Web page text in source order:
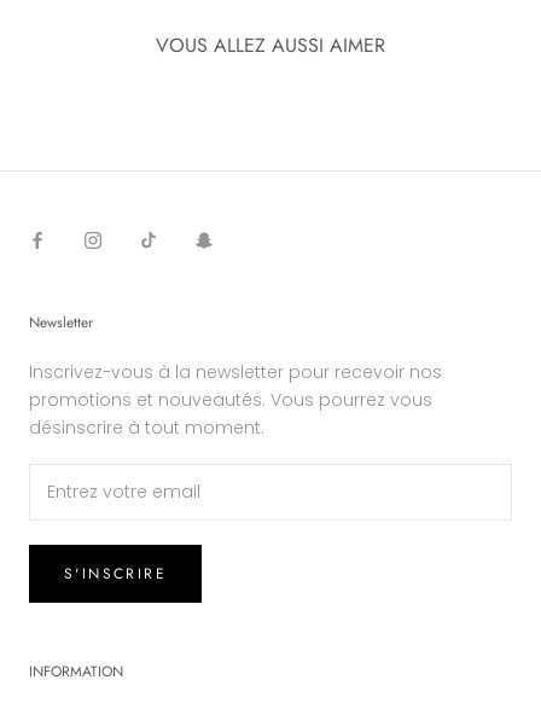
VOUS ALLEZ AUSSI AIMER
Newsletter
Inscrivez-vous à la newsletter pour recevoir nos
promotions et nouveautés. Vous pourrez vous
désinscrire à tout moment.
S'INSCRIRE
INFORMATION